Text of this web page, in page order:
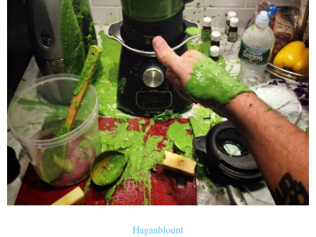
Haganblount